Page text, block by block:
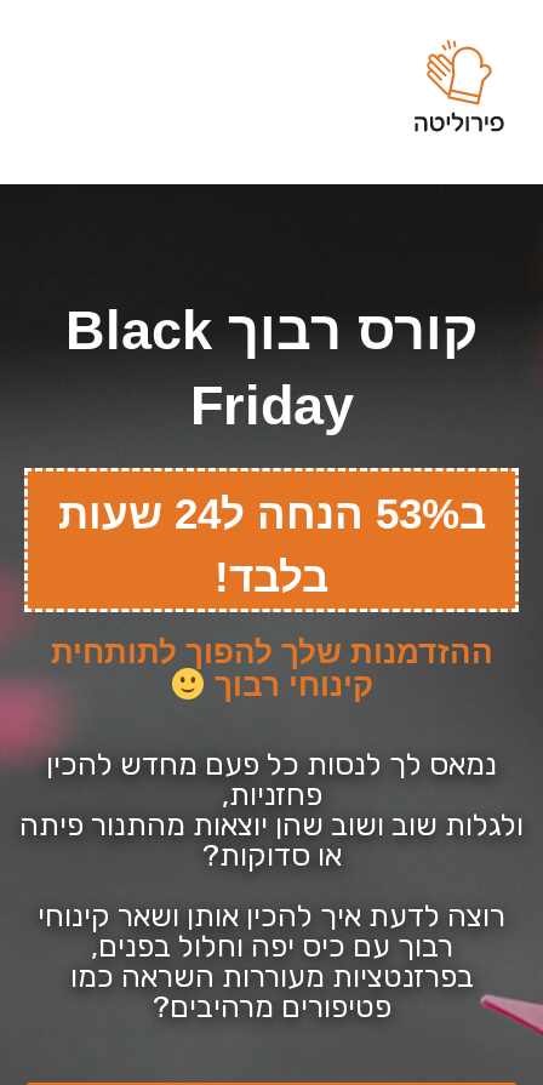
קורס רבוך Black
Friday
ב53% הנחה ל24 שעות
בלבד!
ההזדמנות שלך להפוך לתותחית
קינוחי רבוך
נמאס לך לנסות כל פעם מחדש להכין
פחזניות,
ולגלות שוב ושוב שהן יוצאות מהתנור פיתה
או סדוקות?
רוצה לדעת איך להכין אותן ושאר קינוחי
רבוך עם כיס יפה וחלול בפנים,
בפרזנטציות מעוררות השראה כמו
פטיפורים מרהיבים?